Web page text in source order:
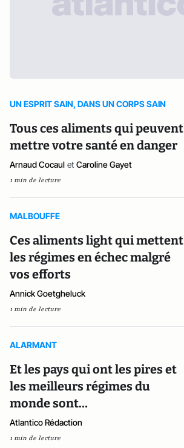
UN ESPRIT SAIN, DANS UN CORPS SAIN
Tous ces aliments qui peuvent
mettre votre santé en danger
Arnaud Cocaul et Caroline Gayet
1 min de lecture
MALBOUFFE
Ces aliments light qui mettent
les régimes en échec malgré
vos efforts
Annick Goetgheluck
1 min de lecture
ALARMANT
Et les pays qui ont les pires et
les meilleurs régimes du
monde sont…
Atlantico Rédaction
1 min de lecture